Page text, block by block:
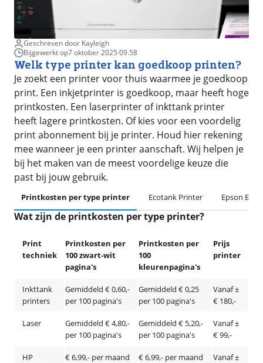
Geschreven door Kayleigh
Bijgewerkt op7 oktober 2025·09.58
Welk type printer kan goedkoop printen?
Je zoekt een printer voor thuis waarmee je goedkoop
print. Een inkjetprinter is goedkoop, maar heeft hoge
printkosten. Een laserprinter of inkttank printer
heeft lagere printkosten. Of kies voor een voordelig
print abonnement bij je printer. Houd hier rekening
mee wanneer je een printer aanschaft. Wij helpen je
bij het maken van de meest voordelige keuze die
past bij jouw gebruik.
Printkosten per type printer Ecotank Printer Epson
Wat zijn de printkosten per type printer?
Print
techniek
Printkosten per
100 zwart-wit
pagina's
Printkosten per
100
kleurenpagina's
Prijs
printer
Inkttank
printers
Gemiddeld € 0,60,-
per 100 pagina's
Gemiddeld € 0,25
per 100 pagina's
Vanaf ±
€ 180,-
Laser
Gemiddeld € 4,80,-
per 100 pagina's
Gemiddeld € 5,20,-
per 100 pagina's
Vanaf ±
€ 99,-
HP
€ 6,99,- per maand
€ 6,99,- per maand
Vanaf ±